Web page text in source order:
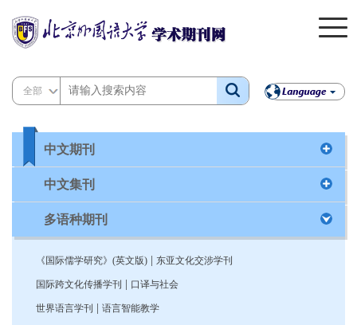
全部
中文期刊
中文集刊
多语种期刊
《国际儒学研究》(英文版) 东亚文化交涉学刊
国际跨文化传播学刊 口译与社会
世界语言学刊 语言智能教学